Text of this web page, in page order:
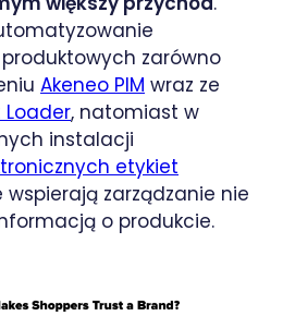
zarówno
Akeneo PIM wraz ze
Loader, natomiast w
instalacji
etykiet
wspierają zarządzanie nie
o produkcie.